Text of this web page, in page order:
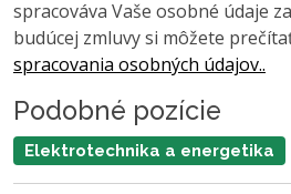
spracováva Vaše osobné údaje
budúcej zmluvy si môžete
spracovania osobných údajov..
Podobné pozície
Elektrotechnika a energetika